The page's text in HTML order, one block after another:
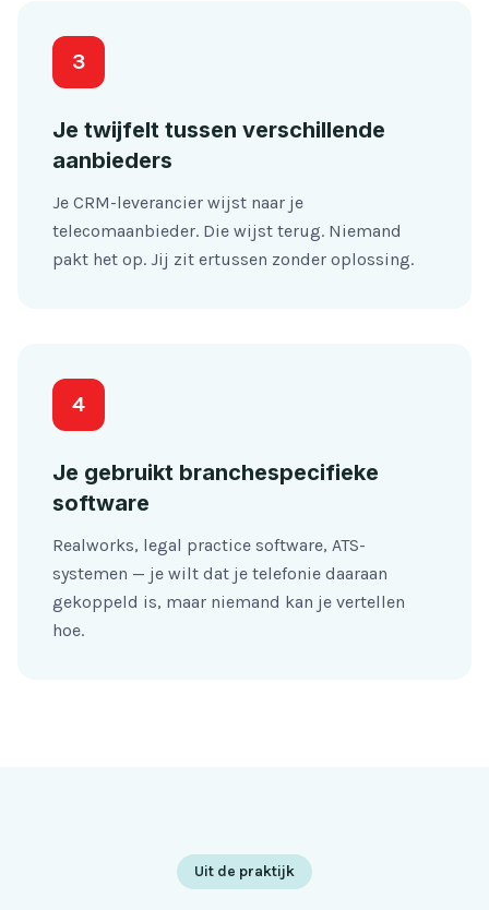
3
Je twijfelt tussen verschillende
aanbieders
Je CRM-leverancier wijst naar je
telecomaanbieder. Die wijst terug. Niemand
pakt het op. Jij zit ertussen zonder oplossing.
4
Je gebruikt branchespecifieke
software
Realworks, legal practice software, ATS-
systemen — je wilt dat je telefonie daaraan
gekoppeld is, maar niemand kan je vertellen
hoe.
Uit de praktijk